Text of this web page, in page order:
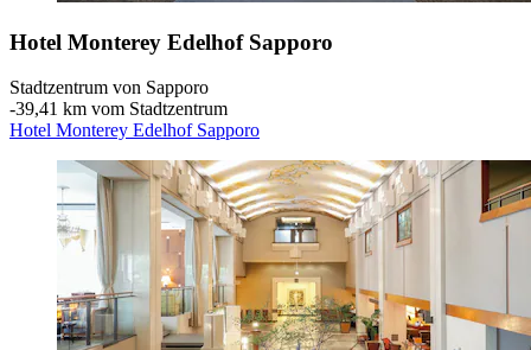
Hotel Monterey Edelhof Sapporo
Stadtzentrum von Sapporo
‐39,41 km vom Stadtzentrum
Hotel Monterey Edelhof Sapporo